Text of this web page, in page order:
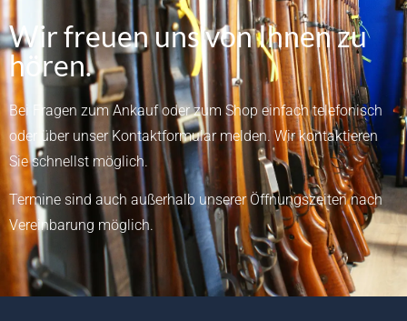
Wir freuen uns von Ihnen zu
hören.
Bei Fragen zum Ankauf oder zum Shop einfach telefonisch
oder über unser Kontaktformularmelden.Wir kontaktieren
Sie schnellst möglich.
Termine sind auch außerhalb unserer Öffnungszeiten nach
Vereinbarung möglich.